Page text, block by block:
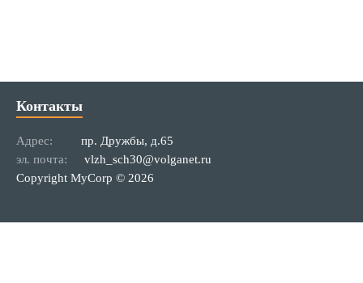
Контакты
Адрес:
пр. Дружбы, д.65
эл. почта:
vlzh_sch30@volganet.ru
Copyright MyCorp © 2026